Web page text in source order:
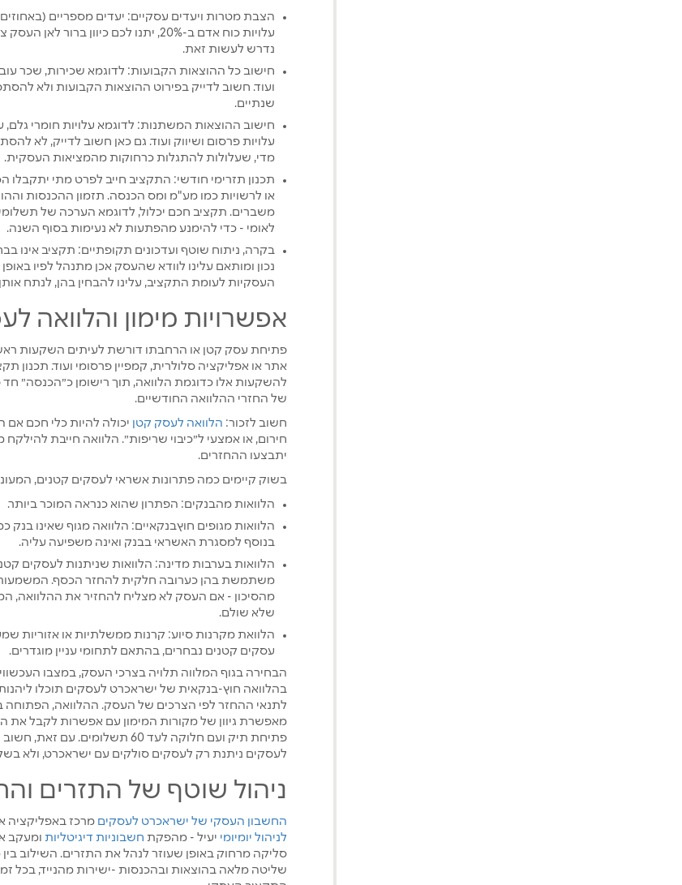
עלויות כוח אדם ב-20%, יתנו לכם כיוון
נדרש לעשות זאת.
חישוב כל ההוצאות הקבועות: לדוגמא שכירות, שכר
ועוד. חשוב לדייק בפירוט ההוצאות הקבועות ולא
שנתיים.
חישוב ההוצאות המשתנות: לדוגמא עלויות חומרי
עלויות פרסום ושיווק ועוד. גם כאן חשוב לדייק, לא
מדי, שעלולות להתגלות כרחוקות מהמציאות העסקית.
תכנון תזרימי חודשי: התקציב חייב לפרט מתי יתקבלו
או לרשויות כמו מע"מ ומס הכנסה. תזמון ההכנסות
משברים. תקציב חכם יכלול, לדוגמא הערכה של
לאומי - כדי להימנע מהפתעות לא נעימות בסוף השנה.
בקרה, ניתוח שוטף ועדכונים תקופתיים: תקציב אינו
נכון ומותאם עלינו לוודא שהעסק אכן מתנהל לפיו
העסקיות לעומת התקציב, עלינו להבחין בהן, לנתח
אפשרויות מימון והלוואה
פתיחת עסק קטן או הרחבתו דורשת לעיתים השקעות
אתר או אפליקציה סלולרית, קמפיין פרסומי ועוד. תכנון
להשקעות אלו כדוגמת הלוואה, תוך רישומן כ״הכנסה״
של החזרי ההלוואה החודשיים.
חשוב לזכור: הלוואה לעסק קטן יכולה להיות כלי חכם
חירום, או אמצעי ל״כיבוי שריפות״. הלוואה חייבת
יתבצעו ההחזרים.
בשוק קיימים כמה פתרונות אשראי לעסקים קטנים,
הלוואות מהבנקים: הפתרון שהוא כנראה המוכר ביותר.
הלוואות מגופים חוץבנקאיים: הלוואה מגוף שאינו
בנוסף למסגרת האשראי בבנק ואינה משפיעה עליה.
הלוואות בערבות מדינה: הלוואות שניתנות לעסקים
משתמשת בהן כערובה חלקית להחזר הכסף.
מהסיכון - אם העסק לא מצליח להחזיר את ההלוואה,
שלא שולם.
הלוואת מקרנות סיוע: קרנות ממשלתיות או אזוריות
עסקים קטנים נבחרים, בהתאם לתחומי עניין מוגדרים.
הבחירה בגוף המלווה תלויה בצרכי העסק, במצבו
בהלוואה חוץ-בנקאית של ישראכרט לעסקים תוכלו
לתנאי ההחזר לפי הצרכים של העסק. ההלוואה, הפתוחה
מאפשרת גיוון של מקורות המימון עם אפשרות לקבל את
פתיחת תיק ועם חלוקה לעד 60
לעסקים ניתנת רק לעסקים סולקים עם ישראכרט, ולא
ניהול שוטף של התזרים
החשבון העסקי של ישראכרט לעסקים מרכז
לניהול יומיומי יעיל - מהפקת חשבוניות דיגיטליות ומעקב
סליקה מרחוק באופן שעוזר לנהל את התזרים. השילוב
שליטה מלאה בהוצאות ובהכנסות -ישירות מהנייד, בכל